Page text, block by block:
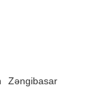
Zəngibasar